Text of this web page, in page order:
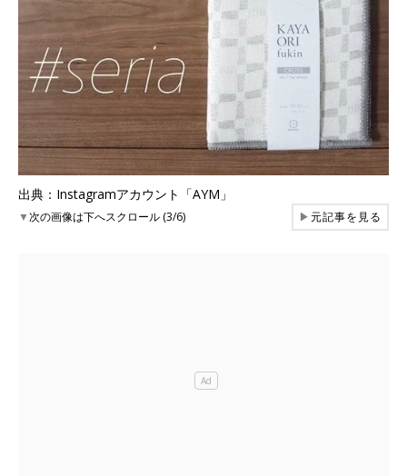
出典：Instagramアカウント「AYM」
▼次の画像は下へスクロール (3/6) ▶元記事を見る